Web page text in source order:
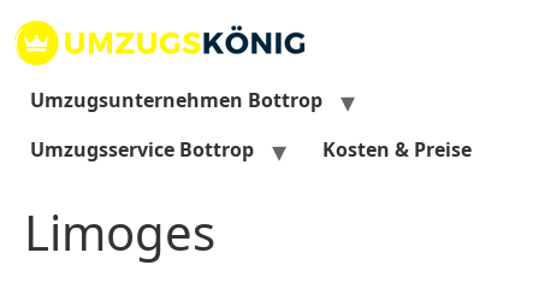
Inhalt
springen
Umzugsunternehmen Bottrop
Umzugsservice Bottrop
Kosten & Preise
Limoges